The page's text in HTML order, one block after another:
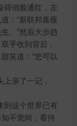
俏脸通红，左
：“新联邦蔷薇
。”然后大步趋
手收到背后，
笑道：“您可以
亲了一记，
这个世界已有
不觉间，看待